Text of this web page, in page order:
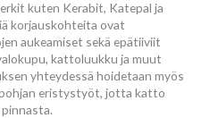
kuten Kerabit, Katepal ja
korjauskohteita ovat
aukeamiset sekä epätiiviit
kattoluukku ja muut
yhteydessä hoidetaan myös
eristystyöt, jotta katto